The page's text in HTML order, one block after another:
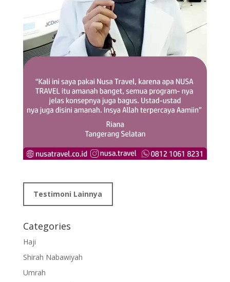
Testimoni Lainnya
Categories
Haji
Shirah Nabawiyah
Umrah